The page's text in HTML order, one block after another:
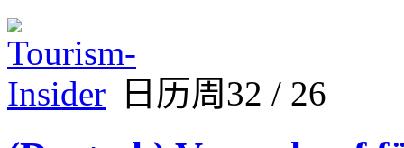
日历周32 / 26